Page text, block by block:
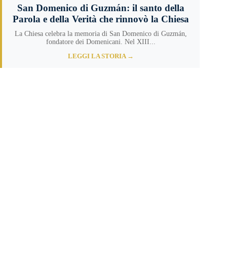
San Domenico di Guzmán: il santo della
Parola e della Verità che rinnovò la Chiesa
La Chiesa celebra la memoria di San Domenico di Guzmán,
fondatore dei Domenicani. Nel XIII...
LEGGI LA STORIA →